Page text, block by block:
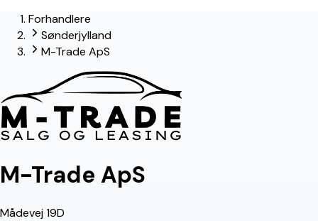
lead-forhandler
Forhandlere
Sønderjylland
M-Trade ApS
M-Trade ApS
Mådevej 19D